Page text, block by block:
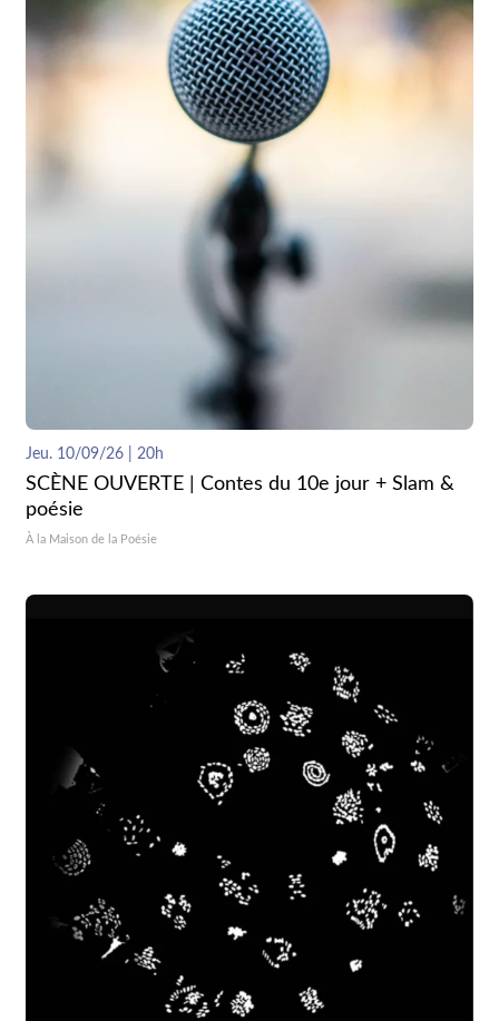
Jeu. 10/09/26 | 20h
SCÈNE OUVERTE | Contes du 10e jour + Slam &
poésie
À la Maison de la Poésie